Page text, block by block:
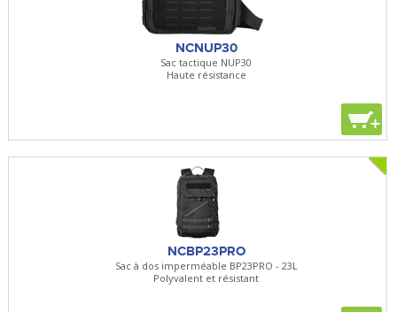
NCNUP30
Sac tactique NUP30
Haute résistance
+
NCBP23PRO
Sac à dos imperméable BP23PRO - 23L
Polyvalent et résistant